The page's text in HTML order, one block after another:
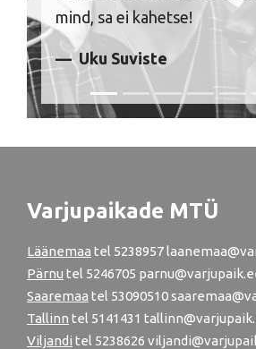
mind, sa ei kahetse!
Uku Suviste
Varjupaikade MTÜ
Läänemaa tel 5238957
Pärnu tel 5246705
Saaremaa tel 53090510
Tallinn tel 5141431
Viljandi tel 5238626